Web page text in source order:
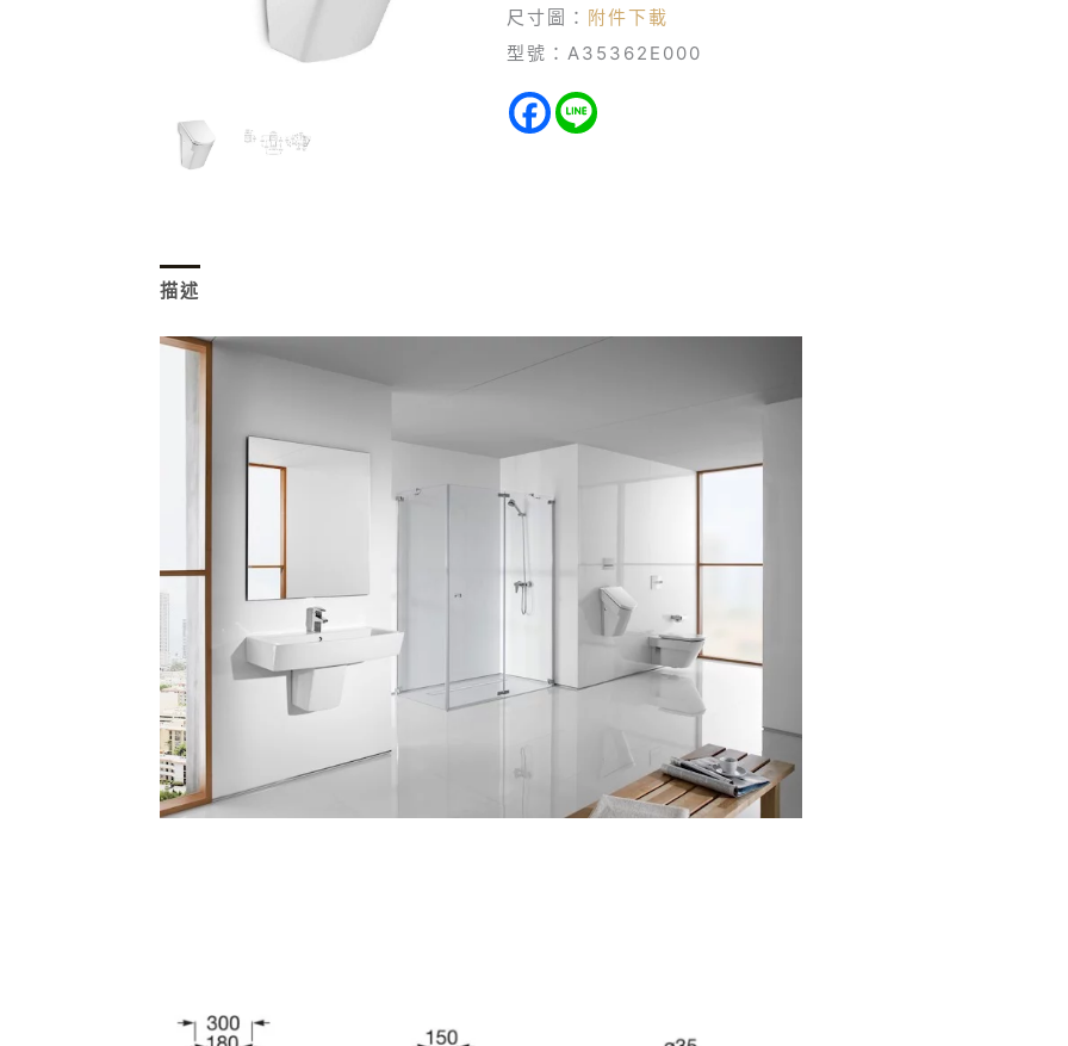
尺寸圖： 附件下載
型號：A35362E000
描述